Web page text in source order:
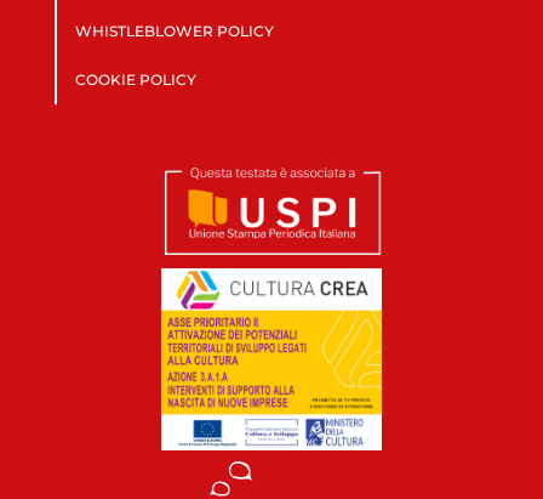
WHISTLEBLOWER POLICY
COOKIE POLICY